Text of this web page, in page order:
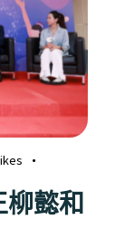
柳懿和